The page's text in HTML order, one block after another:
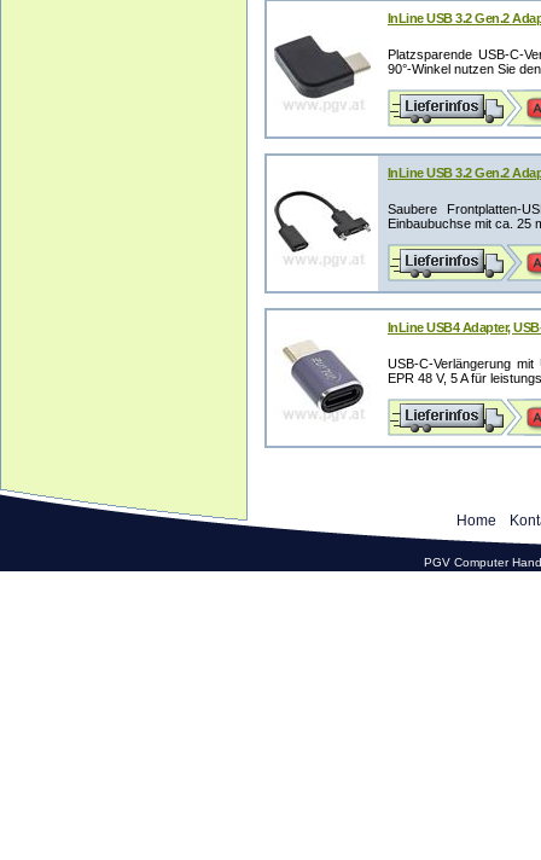
InLine USB 3.2 Gen.2
Platzsparende USB-C-
90°-Winkel nutzen Sie
InLine USB 3.2 Gen.2
Saubere Frontplatten-
Einbaubuchse mit ca. 25
InLine USB4 Adapter,
USB-C-Verlängerung
EPR 48 V, 5 A für
Home
PGV Computer